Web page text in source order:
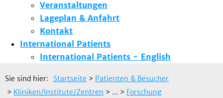
Veranstaltungen
Lageplan & Anfahrt
Kontakt
International Patients
International Patients - English
Sie sind hier: Startseite > Patienten & Besucher
> Kliniken/Institute/Zentren > ... > Forschung